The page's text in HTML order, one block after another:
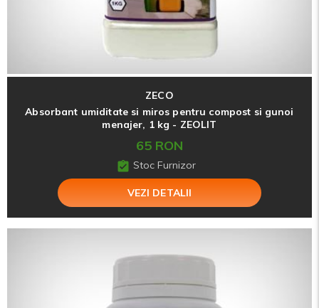
ZECO
Absorbant umiditate si miros pentru compost si gunoi
menajer, 1 kg - ZEOLIT
65 RON
Stoc Furnizor
VEZI DETALII